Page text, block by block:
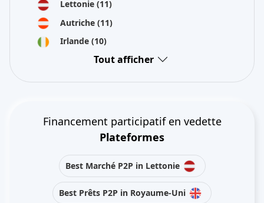
Lettonie (11)
Autriche (11)
Irlande (10)
Tout afficher
Financement participatif en vedette
Plateformes
Best Marché P2P in Lettonie
Best Prêts P2P in Royaume-Uni